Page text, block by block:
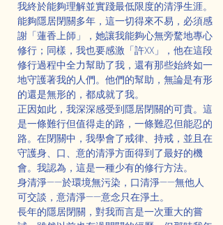
我終於能夠理解並實踐最低限度的清淨生涯。
能夠隱居閉關多年，這一切得來不易，必須感
謝「蓮香上師」，她讓我能夠心無旁騖地專心
修行；同樣，我也要感激「許XX」，他在這段
修行過程中全力幫助了我，還有那些始終如一
地守護著我的人們。他們的幫助，無論是有形
的還是無形的，都成就了我。
正因如此，我深深感受到隱居閉關的可貴。這
是一條難行但值得走的路，一條難忍但能忍的
路。在閉關中，我學會了戒律、持戒，並且在
守護身、口、意的清淨方面得到了最好的機
會。我認為，這是一種少有的修行方法。
身清淨——於環境無污染，口清淨——無他人
可交談，意清淨——意念只在淨土。
長年的隱居閉關，對我而言是一次重大的嘗